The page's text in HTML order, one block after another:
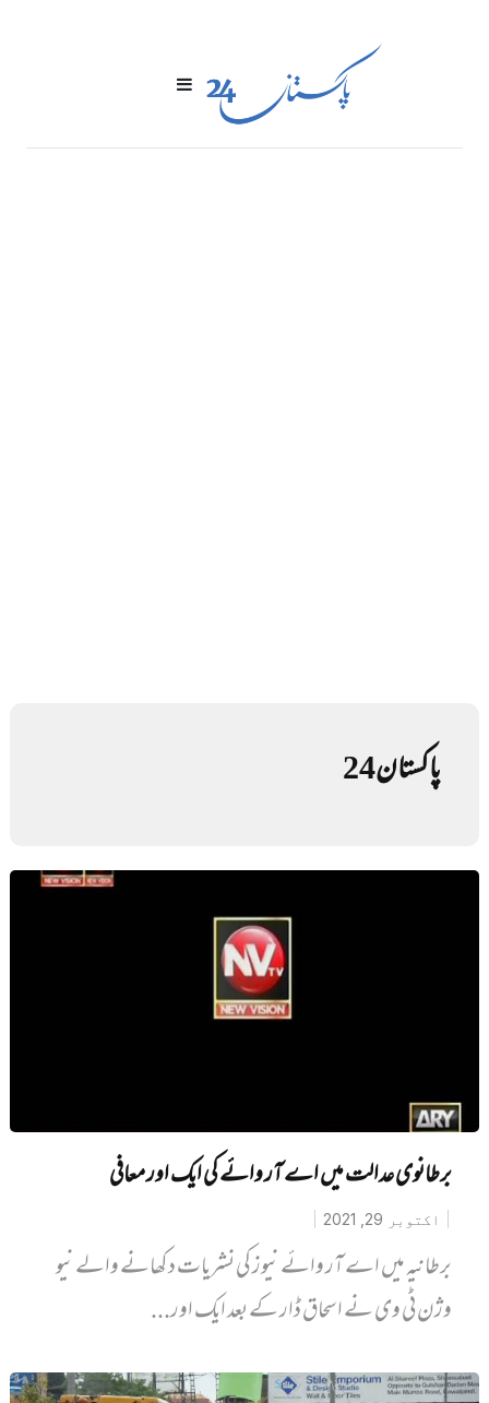
پاکستان24
برطانوی عدالت میں اے آر وائے کی ایک اور معافی
اکتوبر 29, 2021
برطانیہ میں اے آر وائے نیوز کی نشریات دکھانے والے نیو
وژن ٹی وی نے اسحاق ڈار کے بعد ایک اور...